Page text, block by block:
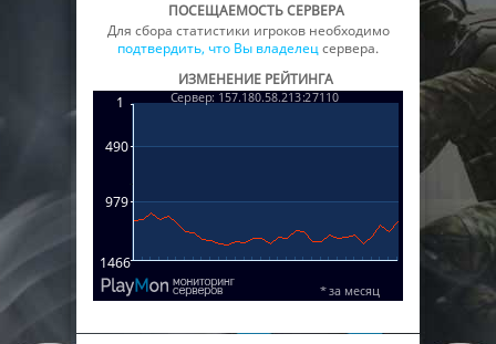
ПОСЕЩАЕМОСТЬ СЕРВЕРА
Для сбора статистики игроков необходимо
подтвердить, что Вы владелецсервера.
ИЗМЕНЕНИЕ РЕЙТИНГА